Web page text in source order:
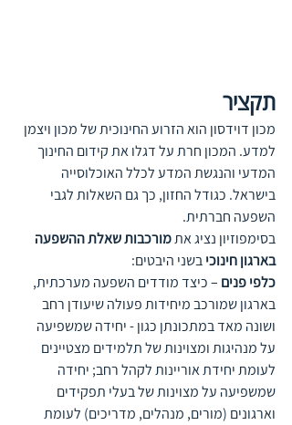
תקציר
מכון דוידסון הוא הזרוע החינוכית של מכון ויצמן
למדע. המכון חרת על דגלו את קידום החינוך
המדעי והנגשת המדע לכלל האוכלוסייה
בישראל. כגודל החזון, כך גם השאלות לגבי
השפעה חברתית.
בסימפוזיון נציג את מורכבות שאלת ההשפעה
בארגון חינוכי בשני היבטים:
כלפי פנים – כיצד מודדים השפעה מערכתית,
בארגון שמורכב מיחידות פעולה שיעודן רחב
ושונה מאד במתכונתן כגון - יחידה שמשפיעה
על מנהיגות ומצוינות של תלמידים מצטיינים
לעומת יחידת אוריינות לקהל רחב; יחידה
שמשפיעה על מצוינות של בעלי תפקידים
וארגונים (מורים, מנהלים, מדריכים) לעומת